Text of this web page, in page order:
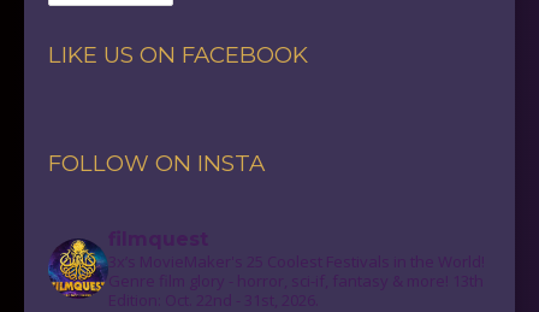
LIKE US ON FACEBOOK
FOLLOW ON INSTA
filmquest
3x’s MovieMaker's 25 Coolest Festivals in the World!
Genre film glory - horror, sci-if, fantasy & more! 13th
Edition: Oct. 22nd - 31st, 2026.